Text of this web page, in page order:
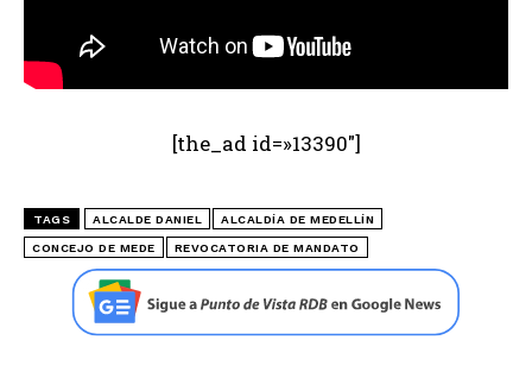
[the_ad id=»13390″]
TAGS ALCALDE DANIEL ALCALDÍA DE MEDELLÍN
CONCEJO DE MEDE REVOCATORIA DE MANDATO